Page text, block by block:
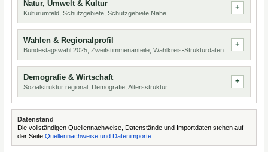
Natur, Umwelt & Kultur
Kulturumfeld, Schutzgebiete, Schutzgebiete Nähe
Wahlen & Regionalprofil
Bundestagswahl 2025, Zweitstimmenanteile, Wahlkreis-Strukturdaten
Demografie & Wirtschaft
Sozialstruktur regional, Demografie, Altersstruktur
Datenstand
Die vollständigen Quellennachweise, Datenstände und Importdaten stehen auf
der Seite Quellennachweise und Datenimporte